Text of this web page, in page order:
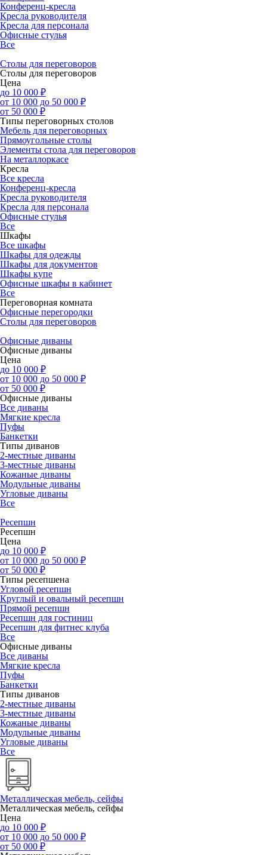
Конференц-кресла
Кресла руководителя
Кресла для персонала
Офисные стулья
Все
Столы для переговоров
Столы для переговоров
Цена
до 10 000 ₽
от 10 000 до 50 000 ₽
от 50 000 ₽
Типы переговорных столов
Мебель для переговорных
Прямоугольные столы
Элементы стола для переговоров
На металлоркасе
Кресла
Все кресла
Конференц-кресла
Кресла руководителя
Кресла для персонала
Офисные стулья
Все
Шкафы
Все шкафы
Шкафы для одежды
Шкафы для документов
Шкафы купе
Офисные шкафы в кабинет
Все
Переговорная комната
Офисные перегородки
Столы для переговоров
Офисные диваны
Офисные диваны
Цена
до 10 000 ₽
от 10 000 до 50 000 ₽
от 50 000 ₽
Офисные диваны
Все диваны
Мягкие кресла
Пуфы
Банкетки
Типы диванов
2-местные диваны
3-местные диваны
Кожаные диваны
Модульные диваны
Угловые диваны
Все
Ресепшн
Ресепшн
Цена
до 10 000 ₽
от 10 000 до 50 000 ₽
от 50 000 ₽
Типы ресепшена
Угловой ресепшн
Круглый и овальный ресепшн
Прямой ресепшн
Ресепшн для гостиниц
Ресепшн для фитнес клуба
Все
Офисные диваны
Все диваны
Мягкие кресла
Пуфы
Банкетки
Типы диванов
2-местные диваны
3-местные диваны
Кожаные диваны
Модульные диваны
Угловые диваны
Все
Металлическая мебель, сейфы
Металлическая мебель, сейфы
Цена
до 10 000 ₽
от 10 000 до 50 000 ₽
от 50 000 ₽